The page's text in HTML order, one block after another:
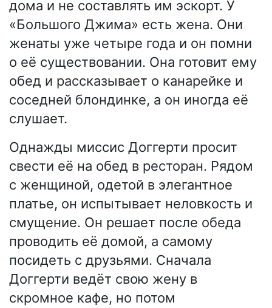
дома и не составлять им эскорт. У
«Большого Джима» есть жена. Они
женаты уже четыре года и он помни
о её существовании. Она готовит ему
обед и рассказывает о канарейке и
соседней блондинке, а он иногда её
слушает.
Однажды миссис Доггерти просит
свести её на обед в ресторан. Рядом
с женщиной, одетой в элегантное
платье, он испытывает неловкость и
смущение. Он решает после обеда
проводить её домой, а самому
посидеть с друзьями. Сначала
Доггерти ведёт свою жену в
скромное кафе, но потом